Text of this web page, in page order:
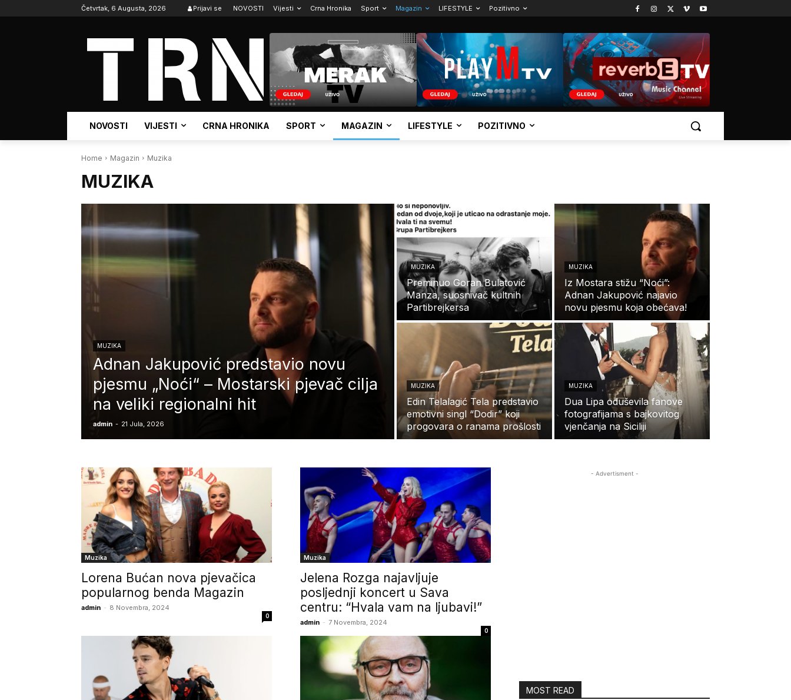
Četvrtak, 6 Augusta, 2026 Prijavi se NOVOSTI Vijesti Crna Hronika Sport Magazin LIFESTYLE Pozitivno
NOVOSTI VIJESTI CRNA HRONIKA SPORT MAGAZIN LIFESTYLE POZITIVNO
Home Magazin Muzika
MUZIKA
MUZIKA
Adnan Jakupović predstavio novu
pjesmu „Noći“ – Mostarski pjevač cilja
na veliki regionalni hit
admin - 21 Jula, 2026
MUZIKA
Preminuo Goran Bulatović
Manza, suosnivač kultnih
Partibrejkersa
MUZIKA
Iz Mostara stižu “Noći”:
Adnan Jakupović najavio
novu pjesmu koja obećava!
MUZIKA
Edin Telalagić Tela predstavio
emotivni singl “Dodir” koji
progovara o ranama prošlosti
MUZIKA
Dua Lipa oduševila fanove
fotografijama s bajkovitog
vjenčanja na Siciliji
Muzika
Lorena Bućan nova pjevačica
popularnog benda Magazin
admin - 8 Novembra, 2024
0
Muzika
Jelena Rozga najavljuje
posljednji koncert u Sava
centru: “Hvala vam na ljubavi!”
admin - 7 Novembra, 2024
0
- Advertisment -
MOST READ